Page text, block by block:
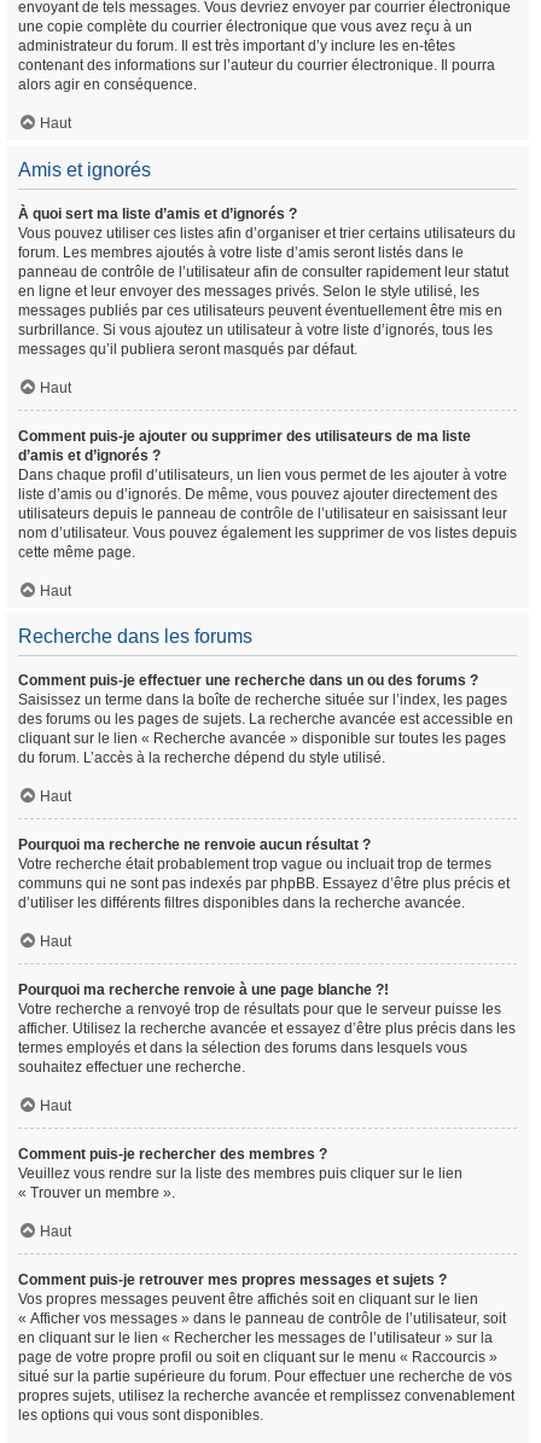
envoyant de tels messages. Vous devriez envoyer par courrier électronique
une copie complète du courrier électronique que vous avez reçu à un
administrateur du forum. Il est très important d’y inclure les en-têtes
contenant des informations sur l’auteur du courrier électronique. Il pourra
alors agir en conséquence.
Haut
Amis et ignorés
À quoi sert ma liste d’amis et d’ignorés ?
Vous pouvez utiliser ces listes afin d’organiser et trier certains utilisateurs du
forum. Les membres ajoutés à votre liste d’amis seront listés dans le
panneau de contrôle de l’utilisateur afin de consulter rapidement leur statut
en ligne et leur envoyer des messages privés. Selon le style utilisé, les
messages publiés par ces utilisateurs peuvent éventuellement être mis en
surbrillance. Si vous ajoutez un utilisateur à votre liste d’ignorés, tous les
messages qu’il publiera seront masqués par défaut.
Haut
Comment puis-je ajouter ou supprimer des utilisateurs de ma liste
d’amis et d’ignorés ?
Dans chaque profil d’utilisateurs, un lien vous permet de les ajouter à votre
liste d’amis ou d’ignorés. De même, vous pouvez ajouter directement des
utilisateurs depuis le panneau de contrôle de l’utilisateur en saisissant leur
nom d’utilisateur. Vous pouvez également les supprimer de vos listes depuis
cette même page.
Haut
Recherche dans les forums
Comment puis-je effectuer une recherche dans un ou des forums ?
Saisissez un terme dans la boîte de recherche située sur l’index, les pages
des forums ou les pages de sujets. La recherche avancée est accessible en
cliquant sur le lien « Recherche avancée » disponible sur toutes les pages
du forum. L’accès à la recherche dépend du style utilisé.
Haut
Pourquoi ma recherche ne renvoie aucun résultat ?
Votre recherche était probablement trop vague ou incluait trop de termes
communs qui ne sont pas indexés par phpBB. Essayez d’être plus précis et
d’utiliser les différents filtres disponibles dans la recherche avancée.
Haut
Pourquoi ma recherche renvoie à une page blanche ?!
Votre recherche a renvoyé trop de résultats pour que le serveur puisse les
afficher. Utilisez la recherche avancée et essayez d’être plus précis dans les
termes employés et dans la sélection des forums dans lesquels vous
souhaitez effectuer une recherche.
Haut
Comment puis-je rechercher des membres ?
Veuillez vous rendre sur la liste des membres puis cliquer sur le lien
« Trouver un membre ».
Haut
Comment puis-je retrouver mes propres messages et sujets ?
Vos propres messages peuvent être affichés soit en cliquant sur le lien
« Afficher vos messages » dans le panneau de contrôle de l’utilisateur, soit
en cliquant sur le lien « Rechercher les messages de l’utilisateur » sur la
page de votre propre profil ou soit en cliquant sur le menu « Raccourcis »
situé sur la partie supérieure du forum. Pour effectuer une recherche de vos
propres sujets, utilisez la recherche avancée et remplissez convenablement
les options qui vous sont disponibles.